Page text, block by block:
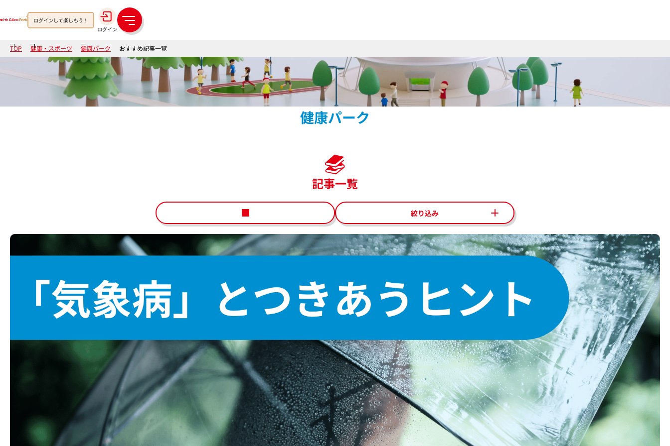
ログインして楽しもう！
ログイン
メ
ニ
ュ
ー
TOP 健康・スポーツ 健康パーク おすすめ記事一覧
健康パーク
記事一覧
絞り込み